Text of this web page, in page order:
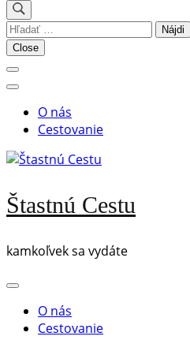
Hľadať:
Close
O nás
Cestovanie
Štastnú Cestu
kamkoľvek sa vydáte
O nás
Cestovanie